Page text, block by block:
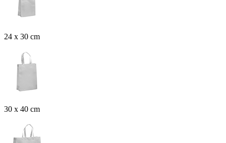
24 x 30 cm
30 x 40 cm